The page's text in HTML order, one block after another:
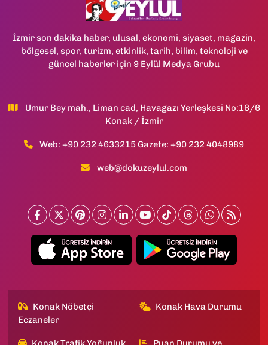
İzmir son dakika haber, ulusal, ekonomi, siyaset, magazin,
bölgesel, spor, turizm, etkinlik, tarih, bilim, teknoloji ve
güncel haberler için 9 Eylül Medya Grubu
Umur Bey mah., Liman cad, Havagazı Yerleşkesi No:16/6
Konak / İzmir
Web: +90 232 4633215 Gazete: +90 232 4048989
web@dokuzeylul.com
Konak Nöbetçi
Eczaneler
Konak Hava Durumu